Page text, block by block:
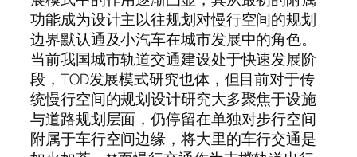
功能成为设计主以往规划对慢行空间的规划
边界默认通及小汽车在城市发展中的角色。
当前我国城市轨道交通建设处于快速发展阶
段，TOD发展模式研究也体，但目前对于传
统慢行空间的规划设计研究大多聚焦于设施
与道路规划层面，仍停留在单独对步行空间
附属于车行空间边缘，将大里的车行交通是